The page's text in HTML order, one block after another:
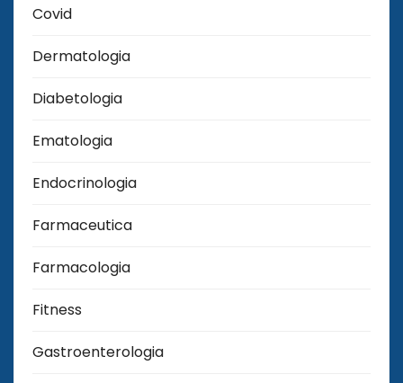
Covid
Dermatologia
Diabetologia
Ematologia
Endocrinologia
Farmaceutica
Farmacologia
Fitness
Gastroenterologia